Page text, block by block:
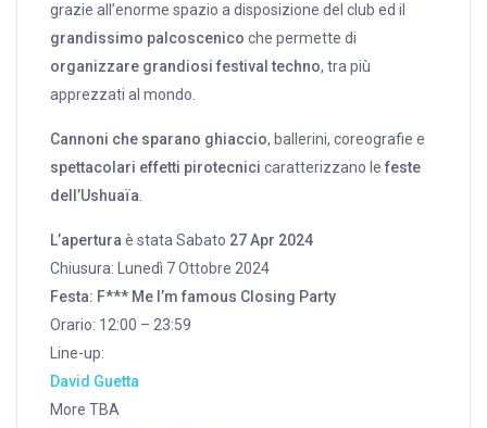
grazie all’enorme spazio a disposizione del club ed il
grandissimo palcoscenico che permette di
organizzare grandiosi festival techno, tra più
apprezzati al mondo.
Cannoni che sparano ghiaccio, ballerini, coreografie e
spettacolari effetti pirotecnici caratterizzano lefeste
dell’Ushuaïa.
L’apertura è stata Sabato 27 Apr 2024
Chiusura: Lunedì 7 Ottobre 2024
Festa: F*** Me I’m famous Closing Party
Orario: 12:00 – 23:59
Line-up:
David Guetta
More TBA